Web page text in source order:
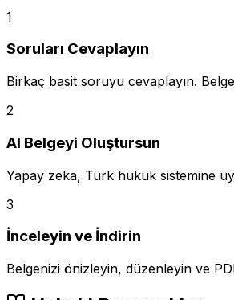
1
Soruları Cevaplayın
Birkaç basit soruyu cevaplayın.
2
AI Belgeyi Oluştursun
Yapay zeka, Türk hukuk sistemine
3
İnceleyin ve İndirin
Belgenizi önizleyin, düzenleyin ve